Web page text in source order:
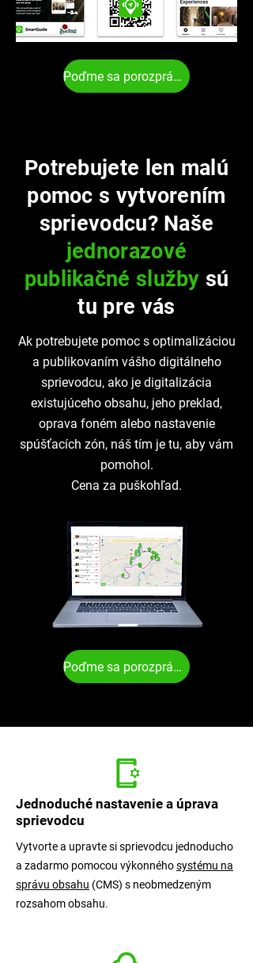
Poďme sa porozprávať
Potrebujete len malú
pomoc s vytvorením
sprievodcu? Naše
jednorazové
publikačné služby sú
tu pre vás
Ak potrebujete pomoc s optimalizáciou
a publikovaním vášho digitálneho
sprievodcu, ako je digitalizácia
existujúceho obsahu, jeho preklad,
oprava foném alebo nastavenie
spúšťacích zón, náš tím je tu, aby vám
pomohol.
Cena za puškohľad.
Poďme sa porozprávať
Jednoduché nastavenie a úprava
sprievodcu
Vytvorte a upravte si sprievodcu jednoducho
a zadarmo pomocou výkonnéhosystému na
správu obsahu (CMS) s neobmedzeným
rozsahom obsahu.